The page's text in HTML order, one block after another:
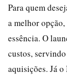
Para quem
a melhor
essência. O
custos,
aquisições. Já